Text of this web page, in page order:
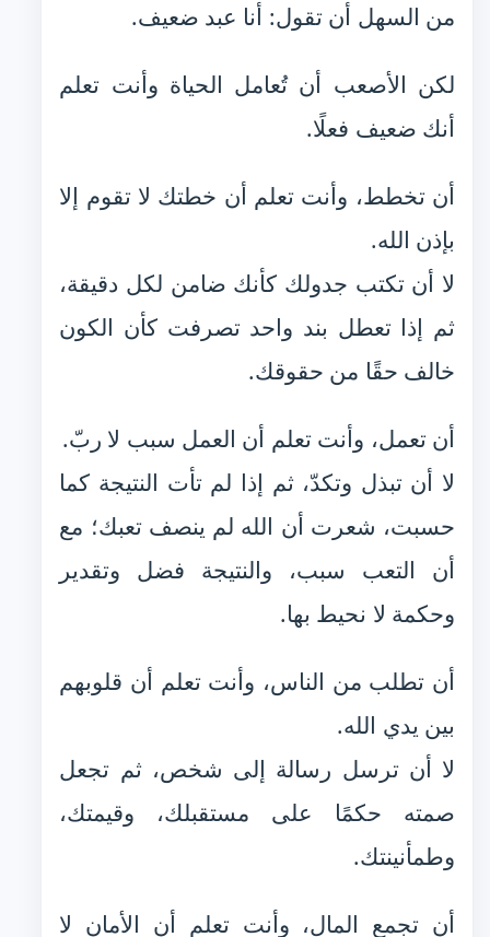
من السهل أن تقول: أنا عبد ضعيف.
لكن الأصعب أن تُعامل الحياة وأنت تعلم
أنك ضعيف فعلًا.
أن تخطط، وأنت تعلم أن خطتك لا تقوم إلا
بإذن الله.
لا أن تكتب جدولك كأنك ضامن لكل دقيقة،
ثم إذا تعطل بند واحد تصرفت كأن الكون
خالف حقًا من حقوقك.
أن تعمل، وأنت تعلم أن العمل سبب لا ربّ.
لا أن تبذل وتكدّ، ثم إذا لم تأت النتيجة كما
حسبت، شعرت أن الله لم ينصف تعبك؛ مع
أن التعب سبب، والنتيجة فضل وتقدير
وحكمة لا نحيط بها.
أن تطلب من الناس، وأنت تعلم أن قلوبهم
بين يدي الله.
لا أن ترسل رسالة إلى شخص، ثم تجعل
صمته حكمًا على مستقبلك، وقيمتك،
وطمأنينتك.
أن تجمع المال، وأنت تعلم أن الأمان لا